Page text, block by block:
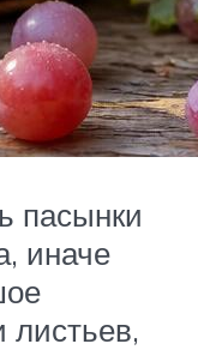
пасынки
иначе
листьев,